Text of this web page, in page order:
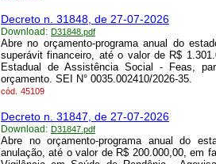
Decreto n. 31848, de 27-07-2026
Download: D31848.pdf
Abre no orçamento-programa anual do
superávit financeiro, até o valor de R$
Estadual de Assistência Social - Feas,
orçamento. SEI N° 0035.002410/2026-35.
cód. 45109
Decreto n. 31847, de 27-07-2026
Download: D31847.pdf
Abre no orçamento-programa anual do
anulação, até o valor de R$ 200.000,00, em